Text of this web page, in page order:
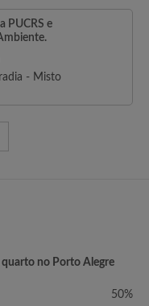
PUCRS e
- Misto
quarto no Porto Alegre
50%